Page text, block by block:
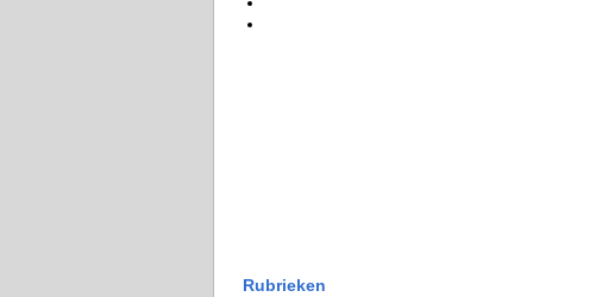
Rubrieken